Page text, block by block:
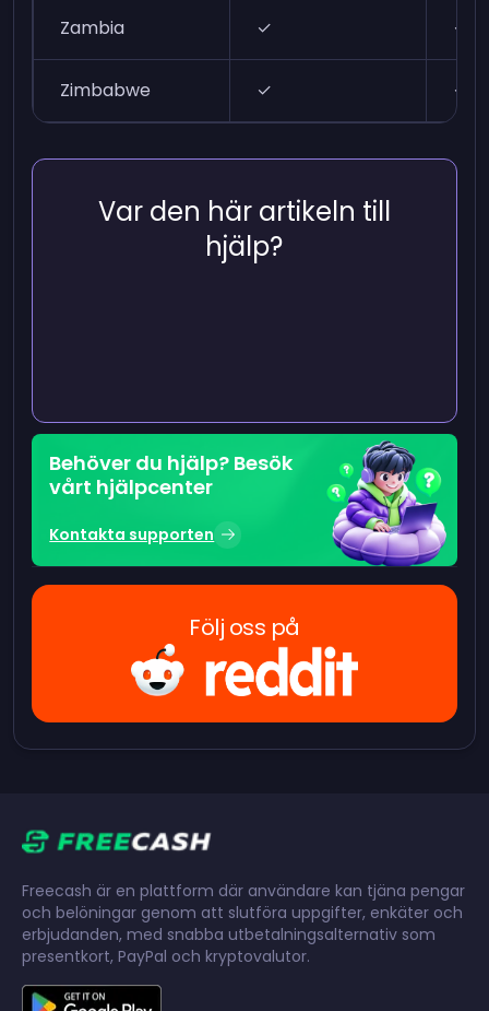
Zambia ✓ ✓
Zimbabwe ✓ ✓
Var den här artikeln till
hjälp?
Behöver du hjälp? Besök
vårt hjälpcenter
Kontakta supporten
Följ oss på
Freecash är en plattform där användare kan tjäna pengar
och belöningar genom att slutföra uppgifter, enkäter och
erbjudanden, med snabba utbetalningsalternativ som
presentkort, PayPal och kryptovalutor.